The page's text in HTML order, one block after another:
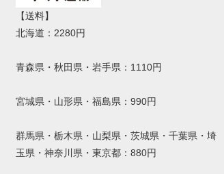
【送料】
北海道：2280円
青森県・秋田県・岩手県：1110円
宮城県・山形県・福島県：990円
群馬県・栃木県・山梨県・茨城県・千葉県・埼
玉県・神奈川県・東京都：880円